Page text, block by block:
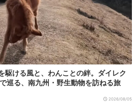
駆ける風と、わんことの絆。ダイレク
巡る、南九州・野生動物を訪ねる旅
2026/08/05